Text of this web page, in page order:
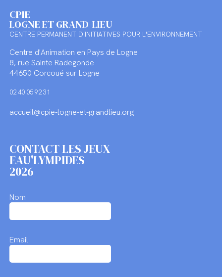
CPIE
LOGNE ET GRAND-LIEU
CENTRE PERMANENT D'INITIATIVES POUR L'ENVIRONNEMENT
Centre d'Animation en Pays de Logne
8, rue Sainte Radegonde
44650 Corcoué sur Logne
02 40 05 92 31
accueil@cpie-logne-et-grandlieu.org
CONTACT LES JEUX
EAU'LYMPIDES
2026
Nom
Email